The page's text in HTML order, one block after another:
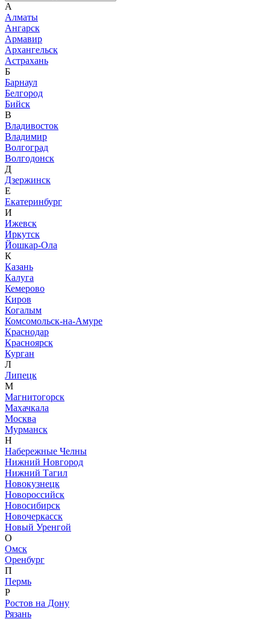
А
Алматы
Ангарск
Армавир
Архангельск
Астрахань
Б
Барнаул
Белгород
Бийск
В
Владивосток
Владимир
Волгоград
Волгодонск
Д
Дзержинск
Е
Екатеринбург
И
Ижевск
Иркутск
Йошкар-Ола
К
Казань
Калуга
Кемерово
Киров
Когалым
Комсомольск-на-Амуре
Краснодар
Красноярск
Курган
Л
Липецк
М
Магнитогорск
Махачкала
Москва
Мурманск
Н
Набережные Челны
Нижний Новгород
Нижний Тагил
Новокузнецк
Новороссийск
Новосибирск
Новочеркасск
Новый Уренгой
О
Омск
Оренбург
П
Пермь
Р
Ростов на Дону
Рязань